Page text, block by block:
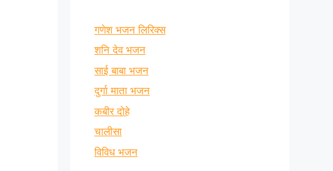
गणेश भजन लिरिक्स
शनि देव भजन
साई बाबा भजन
दुर्गा माता भजन
कबीर दोहे
चालीसा
विविध भजन